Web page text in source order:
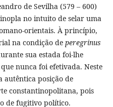
de Sevilha (579 – 600)
no intuito de selar uma
orientais. À princípio,
na condição de peregrinus
sua estada foi-lhe
nunca foi efetivada. Neste
autêntica posição de
constantinopolitana, pois
de fugitivo político.